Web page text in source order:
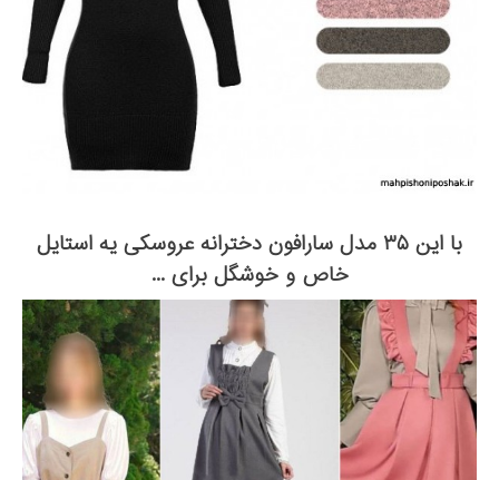
با این ۳۵ مدل سارافون دخترانه عروسکی یه استایل
خاص و خوشگل برای ...